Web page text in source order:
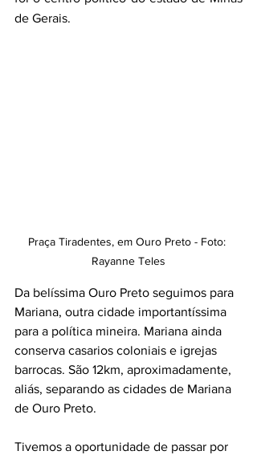
de Gerais.
Praça Tiradentes, em Ouro Preto - Foto:
Rayanne Teles
Da belíssima Ouro Preto seguimos para
Mariana, outra cidade importantíssima
para a política mineira. Mariana ainda
conserva casarios coloniais e igrejas
barrocas. São 12km, aproximadamente,
aliás, separando as cidades de Mariana
de Ouro Preto.
Tivemos a oportunidade de passar por